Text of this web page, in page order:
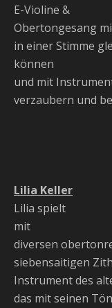
E-Violine &
Obertongesang
in einer Stimme
können
und mit
verzaubern und
Lilia Keller
Lilia spielt
mit
diversen
siebensaitigen
Instrument des
das mit seinen